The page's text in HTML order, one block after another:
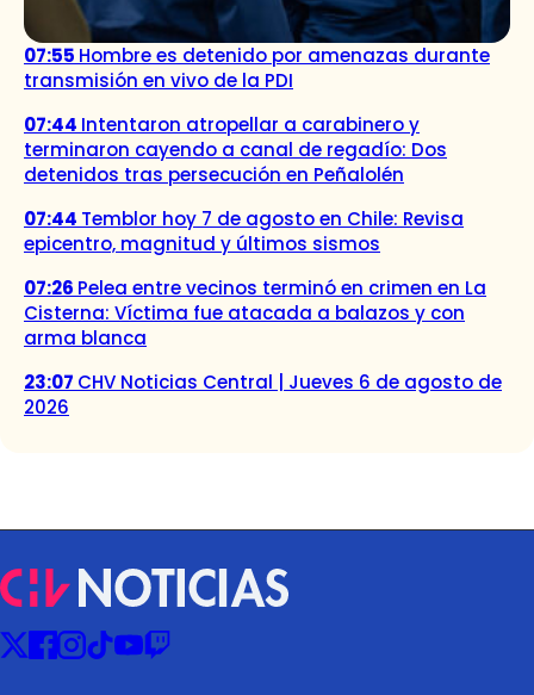
07:55 Hombre es detenido por amenazas durante
transmisión en vivo de la PDI
07:44 Intentaron atropellar a carabinero y
terminaron cayendo a canal de regadío: Dos
detenidos tras persecución en Peñalolén
07:44 Temblor hoy 7 de agosto en Chile: Revisa
epicentro, magnitud y últimos sismos
07:26 Pelea entre vecinos terminó en crimen en La
Cisterna: Víctima fue atacada a balazos y con
arma blanca
23:07 CHV Noticias Central | Jueves 6 de agosto de
2026